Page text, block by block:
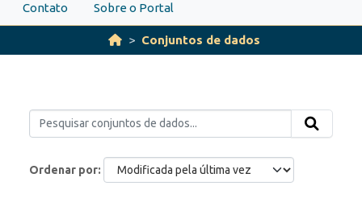
Contato Sobre o Portal
Conjuntos de dados
Ordenar por